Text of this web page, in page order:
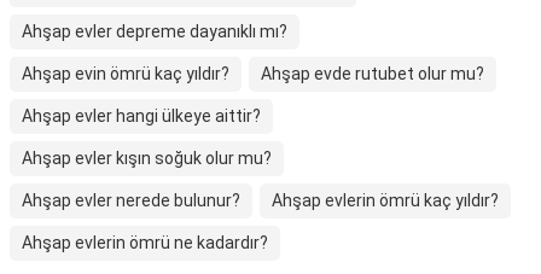
Ahşap evler depreme dayanıklı mı?
Ahşap evin ömrü kaç yıldır? Ahşap evde rutubet olur mu?
Ahşap evler hangi ülkeye aittir?
Ahşap evler kışın soğuk olur mu?
Ahşap evler nerede bulunur? Ahşap evlerin ömrü kaç yıldır?
Ahşap evlerin ömrü ne kadardır?